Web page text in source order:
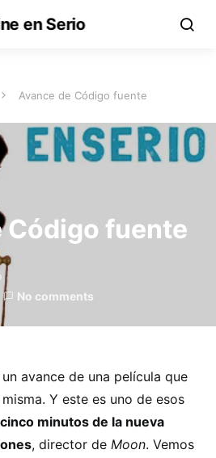
en Serio
Avance de Código fuente
Código fuente
No comments
avance de una película que
Y este es uno de esos
minutos de la nueva
, director de Moon. Vemos